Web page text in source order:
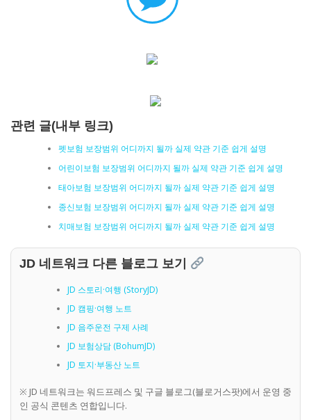
관련 글(내부 링크)
펫보험 보장범위 어디까지 될까 실제 약관 기준 쉽게 설명
어린이보험 보장범위 어디까지 될까 실제 약관 기준 쉽게 설명
태아보험 보장범위 어디까지 될까 실제 약관 기준 쉽게 설명
종신보험 보장범위 어디까지 될까 실제 약관 기준 쉽게 설명
치매보험 보장범위 어디까지 될까 실제 약관 기준 쉽게 설명
JD 네트워크 다른 블로그 보기
JD 스토리·여행 (StoryJD)
JD 캠핑·여행 노트
JD 음주운전 구제 사례
JD 보험상담 (BohumJD)
JD 토지·부동산 노트
※ JD 네트워크는 워드프레스 및 구글 블로그(블로거스팟)에서 운영 중
인 공식 콘텐츠 연합입니다.